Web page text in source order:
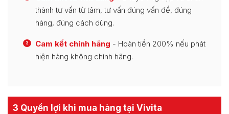
thành tư vấn từ tâm, tư vấn đúng vấn đề, đúng
hàng, đúng cách dùng.
3 Cam kết chính hãng - Hoàn tiền 200% nếu phát
hiện hàng không chính hãng.
3 Quyền lợi khi mua hàng tại Vivita